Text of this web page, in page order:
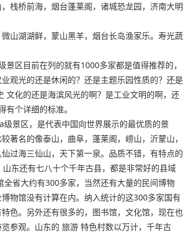
栈桥前海，烟台蓬莱阁，诸城恐龙园，济南大明
山湖湖鲜，蒙山黑羊，烟台长岛渔家乐。寿光蔬
景区目前在列的就有1000多家都是值得推荐的，
观光的还是休闲的？还是主题乐园性质的？还是
文化的还是海滨风光的啊？是工业文明的啊，还
有个详细的标准。
级景区，是代表中国向世界展示的最优质的景
著名的像泰山，曲阜，蓬莱阁，崂山，沂蒙山，
过海三仙山，天下第一泉。品质不错，有特点的
东还有七八十个千年古县，都是非常好的县域
全省大约有300多家，当然还有大量的民间博物
物馆没有计算在内。纳入统计的这300多家国有
色。另外还有很多的，图书馆，文化馆，现在也
参观。山东的 旅游 特色村数以万计，千年古